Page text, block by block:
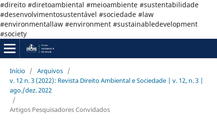
#direito #diretoambiental #meioambiente #sustentabilidade
#desenvolvimentosustentável #sociedade #law
#environmentallaw #environment #sustainabledevelopment
#society
Início / Arquivos /
v. 12 n. 3 (2022): Revista Direito Ambiental e Sociedade | v. 12, n. 3 |
ago./dez. 2022
/
Artigos Pesquisadores Convidados